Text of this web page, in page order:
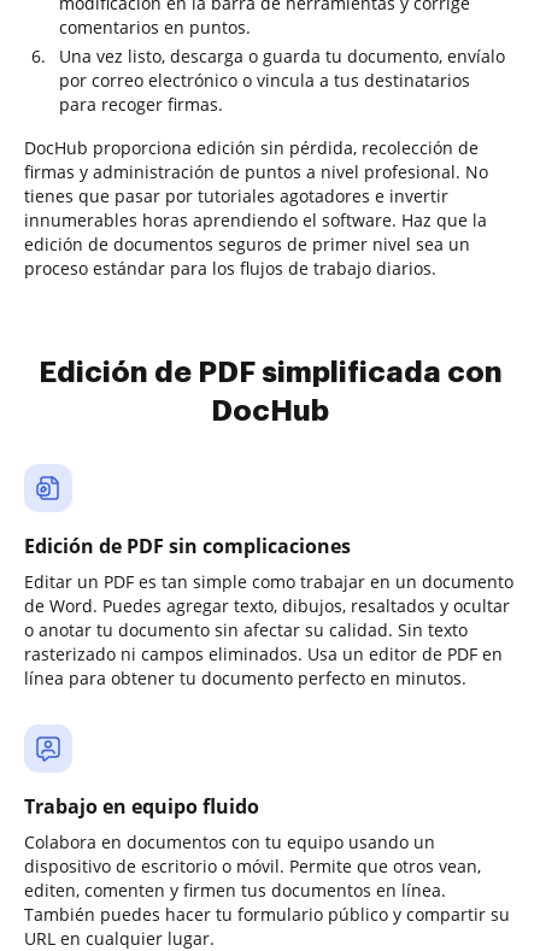
comentarios en puntos.
Una vez listo, descarga o guarda tu documento, envíalo
por correo electrónico o vincula a tus destinatarios
para recoger firmas.
DocHub proporciona edición sin pérdida, recolección de
firmas y administración de puntos a nivel profesional. No
tienes que pasar por tutoriales agotadores e invertir
innumerables horas aprendiendo el software. Haz que la
edición de documentos seguros de primer nivel sea un
proceso estándar para los flujos de trabajo diarios.
Edición de PDF simplificada con
DocHub
Edición de PDF sin complicaciones
Editar un PDF es tan simple como trabajar en un documento
de Word. Puedes agregar texto, dibujos, resaltados y ocultar
o anotar tu documento sin afectar su calidad. Sin texto
rasterizado ni campos eliminados. Usa un editor de PDF en
línea para obtener tu documento perfecto en minutos.
Trabajo en equipo fluido
Colabora en documentos con tu equipo usando un
dispositivo de escritorio o móvil. Permite que otros vean,
editen, comenten y firmen tus documentos en línea.
También puedes hacer tu formulario público y compartir su
URL en cualquier lugar.